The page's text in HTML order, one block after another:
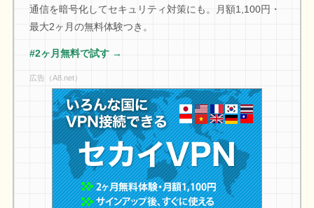
通信を暗号化してセキュリティ対策にも。月額1,100円・
最大2ヶ月の無料体験つき。
#2ヶ月無料で試す →
広告（A8.net）